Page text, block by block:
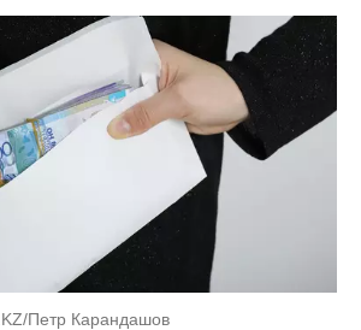
Петр Карандашов